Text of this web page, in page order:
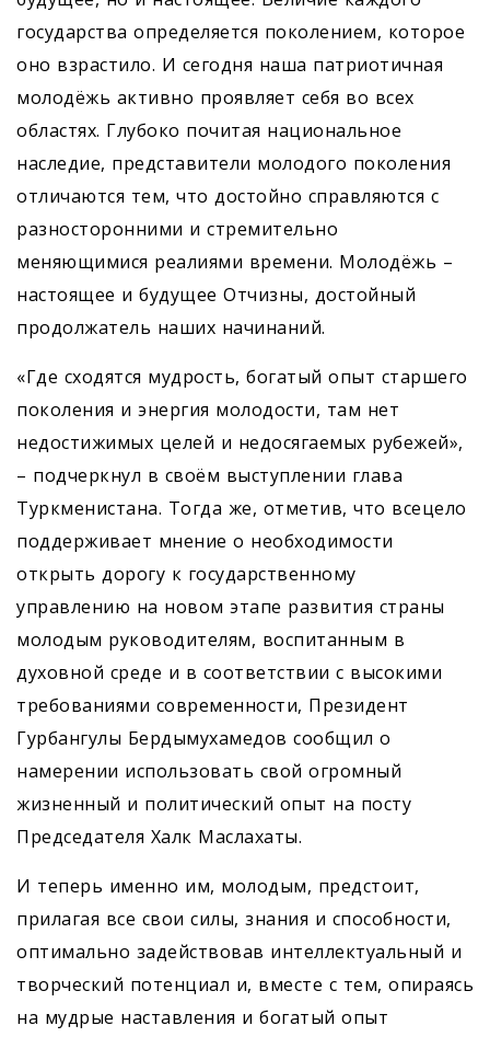
государства определяется поколением, которое
оно взрастило. И сегодня наша патриотичная
молодёжь активно проявляет себя во всех
областях. Глубоко почитая национальное
наследие, представители молодого поколения
отличаются тем, что достойно справляются с
разносторонними и стремительно
меняющимися реалиями времени. Молодёжь –
настоящее и будущее Отчизны, достойный
продолжатель наших начинаний.
«Где сходятся мудрость, богатый опыт старшего
поколения и энергия молодости, там нет
недостижимых целей и недосягаемых рубежей»,
– подчеркнул в своём выступлении глава
Туркменистана. Тогда же, отметив, что всецело
поддерживает мнение о необходимости
открыть дорогу к государственному
управлению на новом этапе развития страны
молодым руководителям, воспитанным в
духовной среде и в соответствии с высокими
требованиями современности, Президент
Гурбангулы Бердымухамедов сообщил о
намерении использовать свой огромный
жизненный и политический опыт на посту
Председателя Халк Маслахаты.
И теперь именно им, молодым, предстоит,
прилагая все свои силы, знания и способности,
оптимально задействовав интеллектуальный и
творческий потенциал и, вместе с тем, опираясь
на мудрые наставления и богатый опыт